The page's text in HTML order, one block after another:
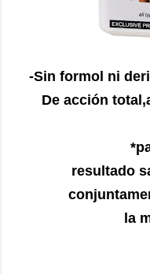
-Sin formol ni
De acción
resultado
la